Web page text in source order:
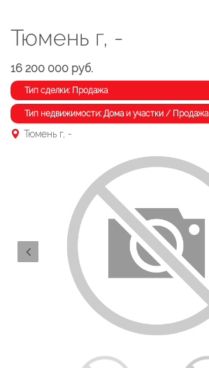
Тюмень г, -
16 200 000 руб.
Тип сделки: Продажа
Тип недвижимости: Дома и участки / Продажа
Тюмень г, -